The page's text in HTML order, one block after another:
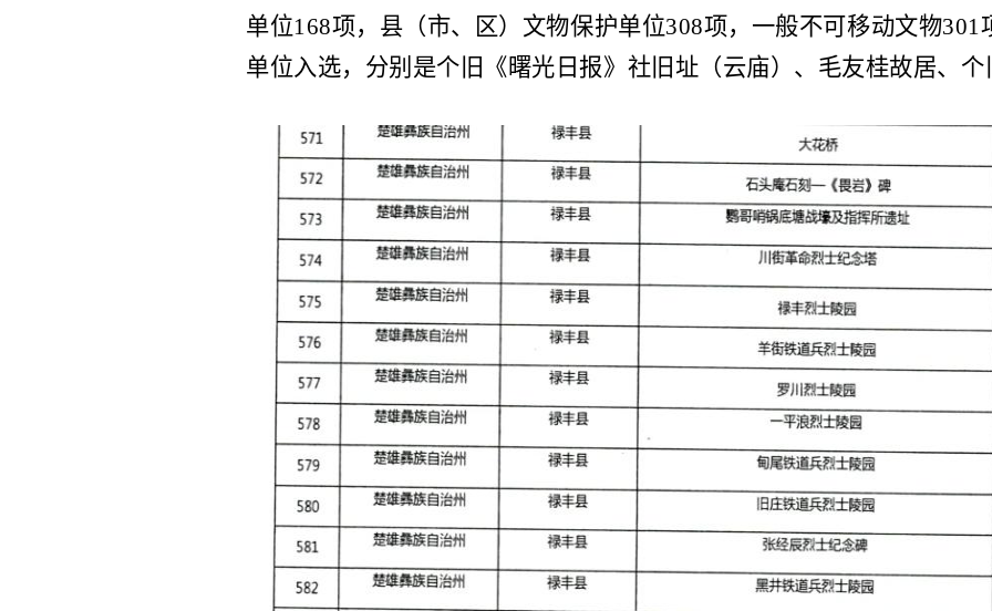
单位168项 ， 县（市、区）文物保护单位308项 ， 一般不可移动文物301
单位入选， 分别是个旧《曙光日报》社旧址（云庙）、毛友桂故居、